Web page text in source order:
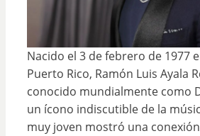
Nacido el 3 de febrero de 1977
Puerto Rico, Ramón Luis Ayala
conocido mundialmente como
un ícono indiscutible de la
muy joven mostró una